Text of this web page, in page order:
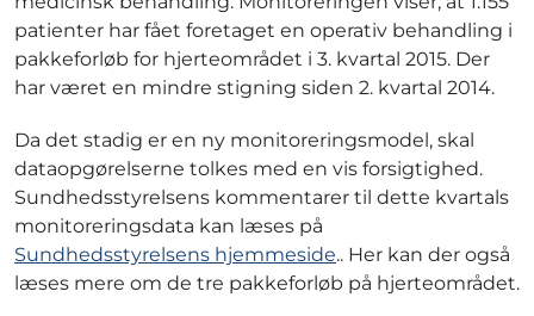
patienter har fået foretaget en operativ behandling i
pakkeforløb for hjerteområdet i 3. kvartal 2015. Der
har været en mindre stigning siden 2. kvartal 2014.
Da det stadig er en ny monitoreringsmodel, skal
dataopgørelserne tolkes med en vis forsigtighed.
Sundhedsstyrelsens kommentarer til dette kvartals
monitoreringsdata kan læses på
Sundhedsstyrelsens hjemmeside.. Her kan der også
læses mere om de tre pakkeforløb på hjerteområdet.